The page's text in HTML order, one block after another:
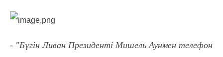
- "Бүгін Ливан Президенті Мишель Аунмен телефон